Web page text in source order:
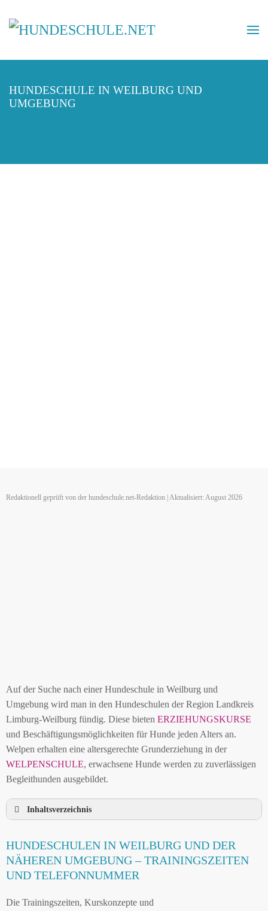
HUNDESCHULE IN WEILBURG UND
UMGEBUNG
Redaktionell geprüft von der hundeschule.net-Redaktion | Aktualisiert: August 2026
Auf der Suche nach einer Hundeschule in Weilburg und
Umgebung wird man in den Hundeschulen der Region Landkreis
Limburg-Weilburg fündig. Diese bieten ERZIEHUNGSKURSE
und Beschäftigungsmöglichkeiten für Hunde jeden Alters an.
Welpen erhalten eine altersgerechte Grunderziehung in der
WELPENSCHULE, erwachsene Hunde werden zu zuverlässigen
Begleithunden ausgebildet.
Inhaltsverzeichnis
HUNDESCHULEN IN WEILBURG UND DER
NÄHEREN UMGEBUNG
UMGEBUNG
HUNDESCHULEN IN WEILBURG UND DER
NÄHEREN UMGEBUNG – TRAININGSZEITEN
UND TELEFONNUMMER
Die Trainingszeiten, Kurskonzepte und